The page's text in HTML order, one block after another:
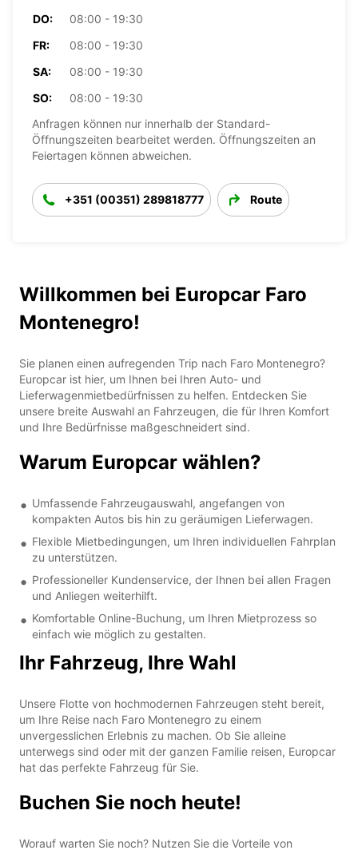
DO:
08:00 - 19:30
FR:
08:00 - 19:30
SA:
08:00 - 19:30
SO:
08:00 - 19:30
Anfragen können nur innerhalb der Standard-
Öffnungszeiten bearbeitet werden. Öffnungszeiten an
Feiertagen können abweichen.
+351 (00351) 289818777 Route
Willkommen bei Europcar Faro
Montenegro!
Sie planen einen aufregenden Trip nach Faro Montenegro?
Europcar ist hier, um Ihnen bei Ihren Auto- und
Lieferwagenmietbedürfnissen zu helfen. Entdecken Sie
unsere breite Auswahl an Fahrzeugen, die für Ihren Komfort
und Ihre Bedürfnisse maßgeschneidert sind.
Warum Europcar wählen?
Umfassende Fahrzeugauswahl, angefangen von
kompakten Autos bis hin zu geräumigen Lieferwagen.
Flexible Mietbedingungen, um Ihren individuellen Fahrplan
zu unterstützen.
Professioneller Kundenservice, der Ihnen bei allen Fragen
und Anliegen weiterhilft.
Komfortable Online-Buchung, um Ihren Mietprozess so
einfach wie möglich zu gestalten.
Ihr Fahrzeug, Ihre Wahl
Unsere Flotte von hochmodernen Fahrzeugen steht bereit,
um Ihre Reise nach Faro Montenegro zu einem
unvergesslichen Erlebnis zu machen. Ob Sie alleine
unterwegs sind oder mit der ganzen Familie reisen, Europcar
hat das perfekte Fahrzeug für Sie.
Buchen Sie noch heute!
Worauf warten Sie noch? Nutzen Sie die Vorteile von